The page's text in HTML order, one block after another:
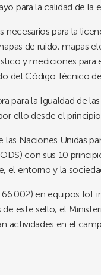
para la calidad de la
necesarios para la
de ruido, mapas
y mediciones para
del Código Técnico
para la Igualdad de
ello desde el
las Naciones Unidas
con sus 10
el entorno y la
en equipos IoT
este sello, el
actividades en el